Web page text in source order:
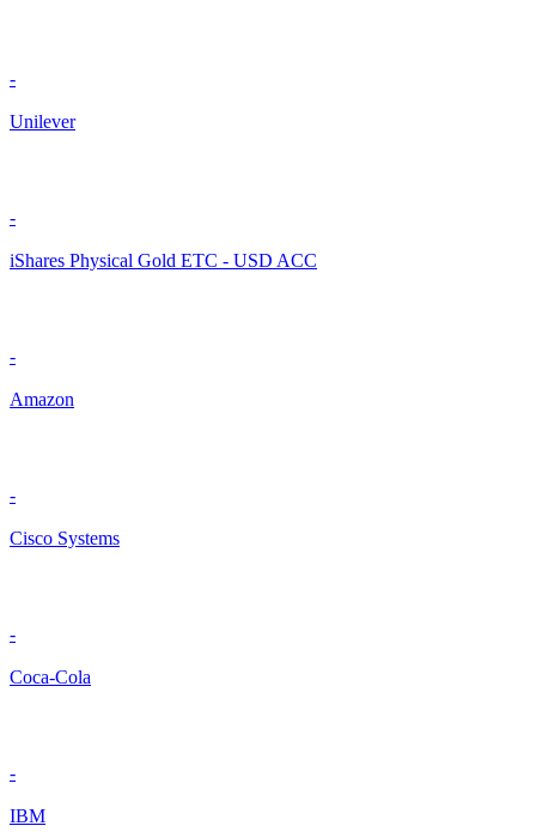
-
Unilever
-
iShares Physical Gold ETC - USD ACC
-
Amazon
-
Cisco Systems
-
Coca-Cola
-
IBM